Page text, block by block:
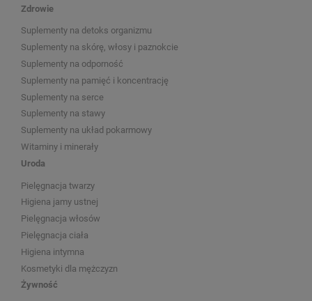
Zdrowie
Suplementy na detoks organizmu
Suplementy na skórę, włosy i paznokcie
Suplementy na odporność
Suplementy na pamięć i koncentrację
Suplementy na serce
Suplementy na stawy
Suplementy na układ pokarmowy
Witaminy i minerały
Uroda
Pielęgnacja twarzy
Higiena jamy ustnej
Pielęgnacja włosów
Pielęgnacja ciała
Higiena intymna
Kosmetyki dla mężczyzn
Żywność